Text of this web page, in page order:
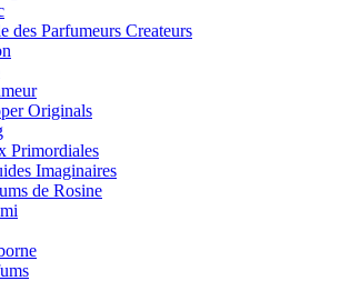
des Parfumeurs Createurs
Originals
Primordiales
Imaginaires
de Rosine